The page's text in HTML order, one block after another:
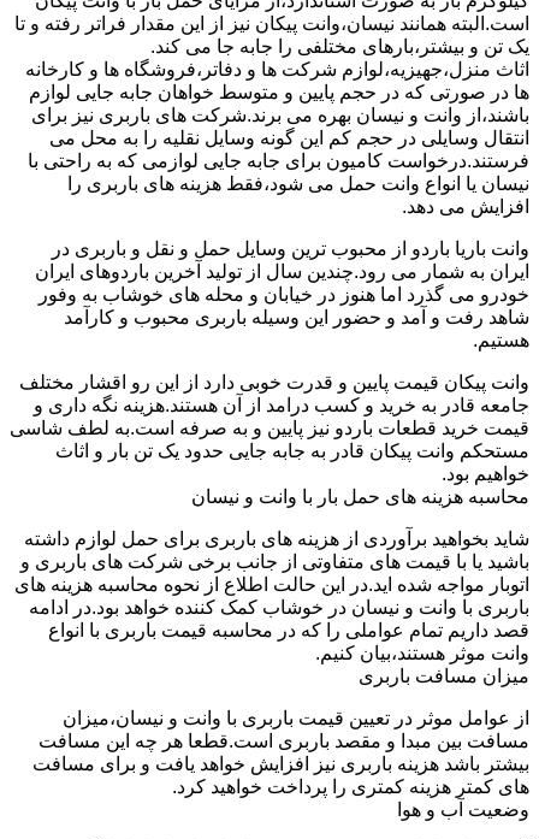
است.البته همانند نیسان،وانت پیکان نیز از این مقدار فراتر رفته و تا
یک تن و بیشتر،بارهای مختلفی را جابه جا می کند.
اثاث منزل،جهیزیه،لوازم شرکت ها و دفاتر،فروشگاه ها و کارخانه
ها در صورتی که در حجم پایین و متوسط خواهان جابه جایی لوازم
باشند،از وانت و نیسان بهره می برند.شرکت های باربری نیز برای
انتقال وسایلی در حجم کم این گونه وسایل نقلیه را به محل می
فرستند.درخواست کامیون برای جابه جایی لوازمی که به راحتی با
نیسان یا انواع وانت حمل می شود،فقط هزینه های باربری را
افزایش می دهد.
وانت باریا باردو از محبوب ترین وسایل حمل و نقل و باربری در
ایران به شمار می رود.چندین سال از تولید آخرین باردوهای ایران
خودرو می گذرد اما هنوز در خیابان و محله های خوشاب به وفور
شاهد رفت و آمد و حضور این وسیله باربری محبوب و کارآمد
هستیم.
وانت پیکان قیمت پایین و قدرت خوبی دارد از این رو اقشار مختلف
جامعه قادر به خرید و کسب درامد از آن هستند.هزینه نگه داری و
قیمت خرید قطعات باردو نیز پایین و به صرفه است.به لطف شاسی
مستحکم وانت پیکان قادر به جابه جایی حدود یک تن بار و اثاث
خواهیم بود.
محاسبه هزینه های حمل بار با وانت و نیسان
شاید بخواهید برآوردی از هزینه های باربری برای حمل لوازم داشته
باشید یا با قیمت های متفاوتی از جانب برخی شرکت های باربری و
اتوبار مواجه شده اید.در این حالت اطلاع از نحوه محاسبه هزینه های
باربری با وانت و نیسان در خوشاب کمک کننده خواهد بود.در ادامه
قصد داریم تمام عواملی را که در محاسبه قیمت باربری با انواع
وانت موثر هستند،بیان کنیم.
میزان مسافت باربری
از عوامل موثر در تعیین قیمت باربری با وانت و نیسان،میزان
مسافت بین مبدا و مقصد باربری است.قطعا هر چه این مسافت
بیشتر باشد هزینه باربری نیز افزایش خواهد یافت و برای مسافت
های کمتر هزینه کمتری را پرداخت خواهید کرد.
وضعیت آب و هوا